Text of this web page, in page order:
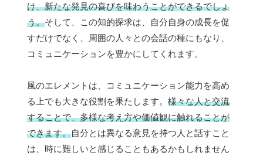
け、新たな発見の喜びを味わうことができるでしょ
う。そして、この知的探求は、自分自身の成長を促
すだけでなく、周囲の人々との会話の種にもなり、
コミュニケーションを豊かにしてくれます。
風のエレメントは、コミュニケーション能力を高め
る上でも大きな役割を果たします。 様々な人と交流
することで、多様な考え方や価値観に触れることが
できます。自分とは異なる意見を持つ人と話すこと
は、時に難しいと感じることもあるかもしれません